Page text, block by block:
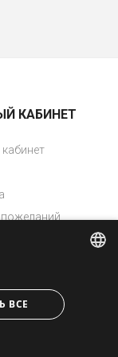
КАБИНЕТ
ENGLISH
ВСЕ